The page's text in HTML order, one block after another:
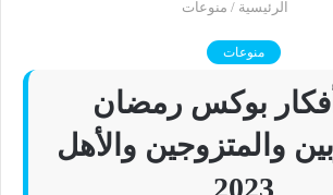
الرئيسية / منوعات
منوعات
+15 أفكار بوكس رمضان
والمتزوجين والأهل
2023